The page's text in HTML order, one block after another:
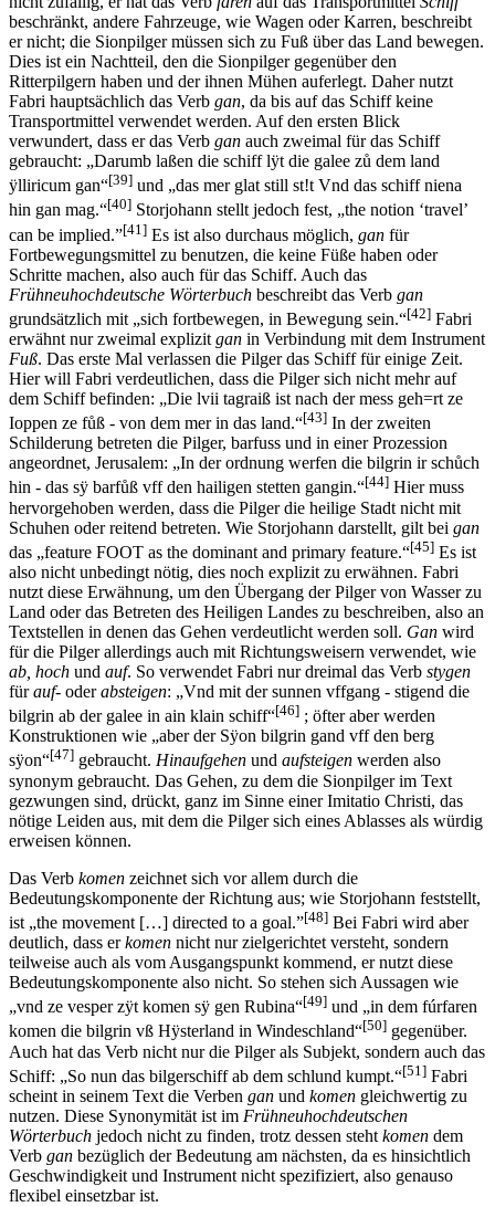
beschränkt, andere Fahrzeuge, wie Wagen oder Karren, beschreibt
er nicht; die Sionpilger müssen sich zu Fuß über das Land bewegen.
Dies ist ein Nachtteil, den die Sionpilger gegenüber den
Ritterpilgern haben und der ihnen Mühen auferlegt. Daher nutzt
Fabri hauptsächlich das Verb gan, da bis auf das Schiff keine
Transportmittel verwendet werden. Auf den ersten Blick
verwundert, dass er das Verb gan auch zweimal für das Schiff
gebraucht: „Darumb laßen die schiff lÿt die galee zů dem land
ÿlliricum gan“[39] und „das mer glat still st!t Vnd das schiff niena
hin gan mag.“[40] Storjohann stellt jedoch fest, „the notion ‘travel’
can be implied.”[41] Es ist also durchaus möglich, gan für
Fortbewegungsmittel zu benutzen, die keine Füße haben oder
Schritte machen, also auch für das Schiff. Auch das
Frühneuhochdeutsche Wörterbuch beschreibt das Verb gan
grundsätzlich mit „sich fortbewegen, in Bewegung sein.“[42] Fabri
erwähnt nur zweimal explizit gan in Verbindung mit dem Instrument
Fuß. Das erste Mal verlassen die Pilger das Schiff für einige Zeit.
Hier will Fabri verdeutlichen, dass die Pilger sich nicht mehr auf
dem Schiff befinden: „Die lvii tagraiß ist nach der mess geh=rt ze
Ioppen ze fůß - von dem mer in das land.“[43] In der zweiten
Schilderung betreten die Pilger, barfuss und in einer Prozession
angeordnet, Jerusalem: „In der ordnung werfen die bilgrin ir schůch
hin - das sÿ barfůß vff den hailigen stetten gangin.“[44] Hier muss
hervorgehoben werden, dass die Pilger die heilige Stadt nicht mit
Schuhen oder reitend betreten. Wie Storjohann darstellt, gilt bei gan
das „feature FOOT as the dominant and primary feature.“[45] Es ist
also nicht unbedingt nötig, dies noch explizit zu erwähnen. Fabri
nutzt diese Erwähnung, um den Übergang der Pilger von Wasser zu
Land oder das Betreten des Heiligen Landes zu beschreiben, also an
Textstellen in denen das Gehen verdeutlicht werden soll. Gan wird
für die Pilger allerdings auch mit Richtungsweisern verwendet, wie
ab, hoch und auf. So verwendet Fabri nur dreimal das Verb stygen
fürauf- oderabsteigen: „Vnd mit der sunnen vffgang - stigend die
bilgrin ab der galee in ain klain schiff“[46] ; öfter aber werden
Konstruktionen wie „aber der Sÿon bilgrin gand vff den berg
sÿon“[47] gebraucht. Hinaufgehen und aufsteigen werden also
synonym gebraucht. Das Gehen, zu dem die Sionpilger im Text
gezwungen sind, drückt, ganz im Sinne einer Imitatio Christi, das
nötige Leiden aus, mit dem die Pilger sich eines Ablasses als würdig
erweisen können.
Das Verb komen zeichnet sich vor allem durch die
Bedeutungskomponente der Richtung aus; wie Storjohann feststellt,
ist „the movement […] directed to a goal.”[48] Bei Fabri wird aber
deutlich, dass erkomen nicht nur zielgerichtet versteht, sondern
teilweise auch als vom Ausgangspunkt kommend, er nutzt diese
Bedeutungskomponente also nicht. So stehen sich Aussagen wie
„vnd ze vesper zÿt komen sÿ gen Rubina“[49] und „in dem fúrfaren
komen die bilgrin vß Hÿsterland in Windeschland“[50] gegenüber.
Auch hat das Verb nicht nur die Pilger als Subjekt, sondern auch das
Schiff: „So nun das bilgerschiff ab dem schlund kumpt.“[51] Fabri
scheint in seinem Text die Verben gan und komen gleichwertig zu
nutzen. Diese Synonymität ist im Frühneuhochdeutschen
Wörterbuch jedoch nicht zu finden, trotz dessen steht komen dem
Verb gan bezüglich der Bedeutung am nächsten, da es hinsichtlich
Geschwindigkeit und Instrument nicht spezifiziert, also genauso
flexibel einsetzbar ist.